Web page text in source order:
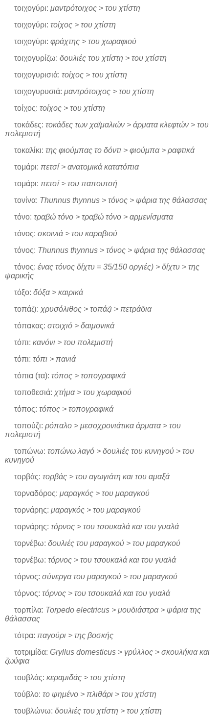
τοιχογύρι: μαντρότοιχος > του χτίστη
τοιχογύρι: τοίχος > του χτίστη
τοιχογύρι: φράχτης > του χωραφιού
τοιχογυρίζω: δουλιές του χτίστη > του χτίστη
τοιχογυρισιά: τοίχος > του χτίστη
τοιχογυρυσιά: μαντρότοιχος > του χτίστη
τοίχος: τοίχος > του χτίστη
τοκάδες: τοκάδες των χαϊμαλιών > άρματα κλεφτών > του
πολεμιστή
τοκαλίκι: της φιούμπας το δόντι > φιούμπα > ραφτικά
τομάρι: πετσί > ανατομικά κατατόπια
τομάρι: πετσί > του παπουτσή
τονίνα: Thunnus thynnus > τόνος > ψάρια της θάλασσας
τόνο: τραβώ τόνο > τραβώ τόνο > αρμενίσματα
τόνος: σκοινιά > του καραβιού
τόνος: Thunnus thynnus > τόνος > ψάρια της θάλασσας
τόνος: ένας τόνος δίχτυ = 35/150 οργιές) > δίχτυ > της
ψαρικής
τόξο: δόξα > καιρικά
τοπάζι: χρυσόλιθος > τοπάζι > πετράδια
τόπακας: στοιχιό > δαιμονικά
τόπι: κανόνι > του πολεμιστή
τόπι: τόπι > πανιά
τόπια (τα): τόπος > τοπογραφικά
τοποθεσιά: χτήμα > του χωραφιού
τόπος: τόπος > τοπογραφικά
τοπούζι: ρόπαλο > μεσοχρονιάτικα άρματα > του
πολεμιστή
τοπώνω: τοπώνω λαγό > δουλιές του κυνηγού > του
κυνηγού
τορβάς: τορβάς > του αγωγιάτη και του αμαξά
τορναδόρος: μαραγκός > του μαραγκού
τορνάρης: μαραγκός > του μαραγκού
τορνάρης: τόρνος > του τσουκαλά και του γυαλά
τορνέβω: δουλιές του μαραγκού > του μαραγκού
τορνέβω: τόρνος > του τσουκαλά και του γυαλά
τόρνος: σύνεργα του μαραγκού > του μαραγκού
τόρνος: τόρνος > του τσουκαλά και του γυαλά
τορπίλα: Torpedo electricus > μουδιάστρα > ψάρια της
θάλασσας
τότρα: παγούρι > της βοσκής
τοτριμίδα: Gryllus domesticus > γρύλλος > σκουλήκια και
ζωύφια
τουβλάς: κεραμιδάς > του χτίστη
τούβλο: το ψημένο > πλιθάρι > του χτίστη
τουβλώνω: δουλιές του χτίστη > του χτίστη